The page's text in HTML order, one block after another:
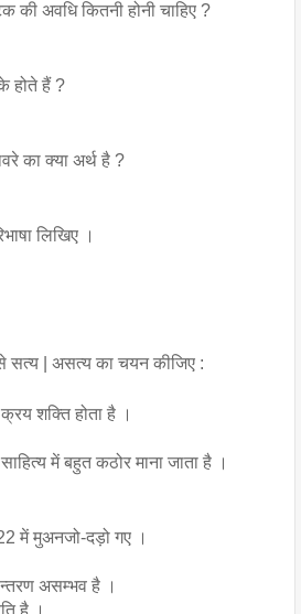
की अवधि कितनी होनी चाहिए ?
होते हैं ?
का क्या अर्थ है ?
लिखिए ।
सत्य | असत्य का चयन कीजिए :
शक्ति होता है ।
में बहुत कठोर माना जाता है ।
में मुअनजो-दड़ो गए ।
असम्भव है ।
है ।